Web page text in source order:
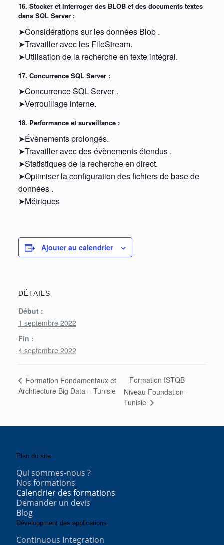
16. Stocker et interroger des BLOB et des documents textes
dans SQL Server :
➤Considérations sur les données Blob .
➤Travailler avec les FileStream.
➤Utilisation de la recherche en texte intégral.
17. Concurrence SQL Server :
➤Concurrence SQL Server .
➤Verrouillage interne.
18. Performance et surveillance :
➤Évènements prolongés.
➤Travailler avec des évènements étendus .
➤Statistiques de la recherche en direct.
➤Optimiser la configuration des fichiers de base de
données .
➤Métriques
Ajouter au calendrier
DÉTAILS
Début :
1 septembre 2022
Fin :
4 septembre 2022
Formation Fondamentaux et
Architecture Big Data – Tunisie
Formation ISTQB
Niveau Foundation -
Tunisie
Plan du site
Qui sommes-nous ?
Nos formations
Calendrier des formations
Demander un devis
Blog
Développment des applications
Continuous Integration